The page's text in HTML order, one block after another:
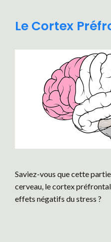
Le Cortex
Saviez-vous que cette
cerveau, le cortex
effets négatifs du stress ?